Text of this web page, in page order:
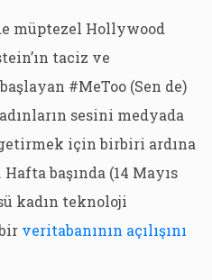
müptezel Hollywood
taciz ve
#MeToo (Sen de)
sesini medyada
için birbiri ardına
başında (14 Mayıs
kadın teknoloji
veritabanının açılışını